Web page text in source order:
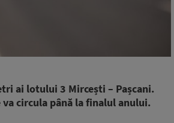
ai lotului 3 Mircești – Pașcani.
circula până la finalul anului.